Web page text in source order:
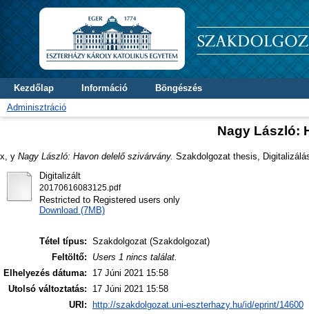
Kezdőlap Információ
Böngészés
Adminisztráció
Nagy László:
x, y Nagy László: Havon delelő szivárvány. Szakdolgozat thesis,
Digitalizált
20170616083125.pdf
Restricted to Registered users only
Download (7MB)
Tétel típus: Szakdolgozat (Szakdolgozat)
Feltöltő:
Users 1 nincs találat.
Elhelyezés dátuma:
17 Júni 2021 15:58
Utolsó változtatás:
17 Júni 2021 15:58
URI:
http://szakdolgozat.uni-eszterhazy.hu/id/eprint/14600